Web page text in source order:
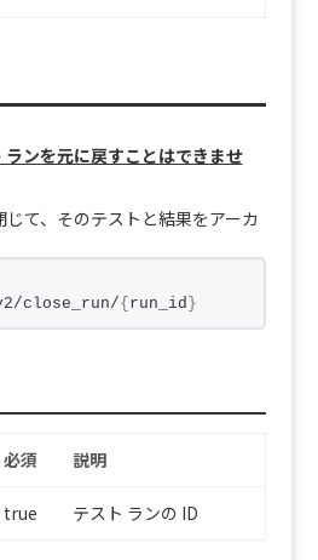
ンを元に戻すことはできませ
て、そのテストと結果をアーカ
close_run/{ run_id }
必須 説明
true テスト ランの ID